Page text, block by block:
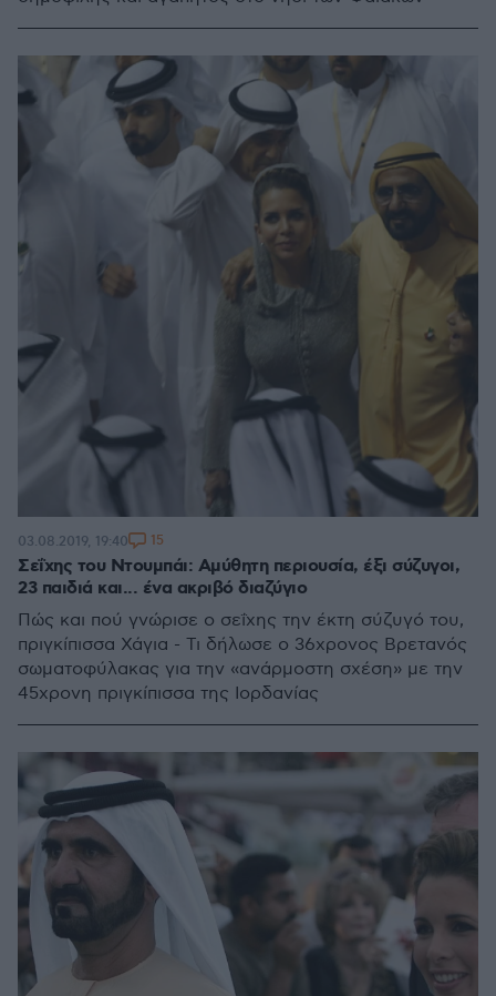
Σεΐχης του Ντουμπάι: Αμύθητη περιουσία, έξι σύζυγοι,
23 παιδιά και... ένα ακριβό διαζύγιο
Πώς και πού γνώρισε ο σεΐχης την έκτη σύζυγό του,
πριγκίπισσα Χάγια - Τι δήλωσε ο 36χρονος Βρετανός
σωματοφύλακας για την «ανάρμοστη σχέση» με την
45χρονη πριγκίπισσα της Ιορδανίας
03.08.2019, 19:40 15